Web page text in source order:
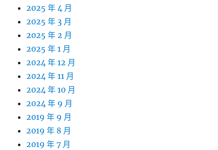
2025 年 4 月
2025 年 3 月
2025 年 2 月
2025 年 1 月
2024 年 12 月
2024 年 11 月
2024 年 10 月
2024 年 9 月
2019 年 9 月
2019 年 8 月
2019 年 7 月